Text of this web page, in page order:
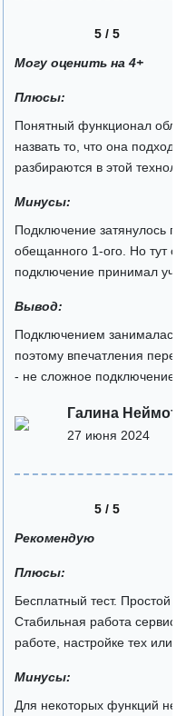
5 / 5
Могу оценить на 4+
Плюсы:
Понятный функционал
назвать то, что она
разбираются в этой
Минусы:
Подключение затянулось
обещанного 1-ого. Но тут
подключение принимал
Вывод:
Подключением занималась
поэтому впечатления
- не сложное подключение
Галина Неймот
27 июня 2024
5 / 5
Рекомендую
Плюсы:
Бесплатный тест. Простой
Стабильная работа
работе, настройке тех или
Минусы:
Для некоторых функций